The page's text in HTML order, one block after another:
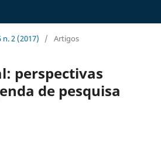
n. 2 (2017) / Artigos
perspectivas
de pesquisa